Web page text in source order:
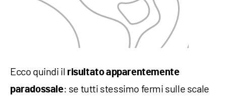
Ecco quindi il risultato apparentemente
paradossale: se tutti stessimo fermi sulle scale